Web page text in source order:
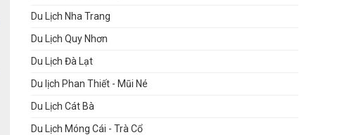
Du Lịch Nha Trang
Du Lịch Quy Nhơn
Du Lịch Đà Lạt
Du lịch Phan Thiết - Mũi Né
Du Lịch Cát Bà
Du Lịch Móng Cái - Trà Cổ